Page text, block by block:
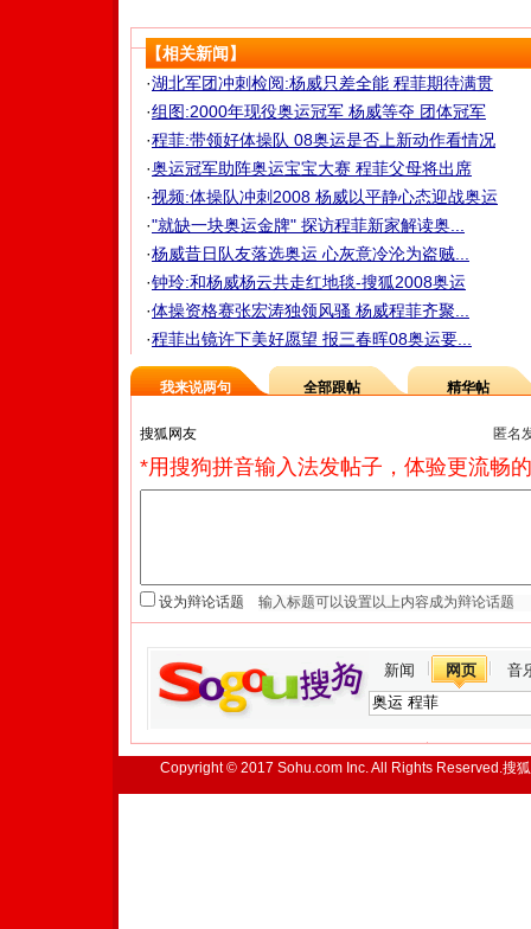
【相关新闻】
·湖北军团冲刺检阅:杨威只差全能 程菲期待满贯
·组图:2000年现役奥运冠军 杨威等夺 团体冠军
·程菲:带领好体操队 08奥运是否上新动作看情况
·奥运冠军助阵奥运宝宝大赛 程菲父母将出席
·视频:体操队冲刺2008 杨威以平静心态迎战奥运
·"就缺一块奥运金牌" 探访程菲新家解读奥...
·杨威昔日队友落选奥运 心灰意冷沦为盗贼...
·钟玲:和杨威杨云共走红地毯-搜狐2008奥运
·体操资格赛张宏涛独领风骚 杨威程菲齐聚...
·程菲出镜许下美好愿望 报三春晖08奥运要...
我来说两句 全部跟帖 精华帖
匿名
*用搜狗拼音输入法发帖子，体验更流畅
设为辩论话题
新闻 网页 音
Copyright © 2017 Sohu.com Inc. All Rights Reserved.搜